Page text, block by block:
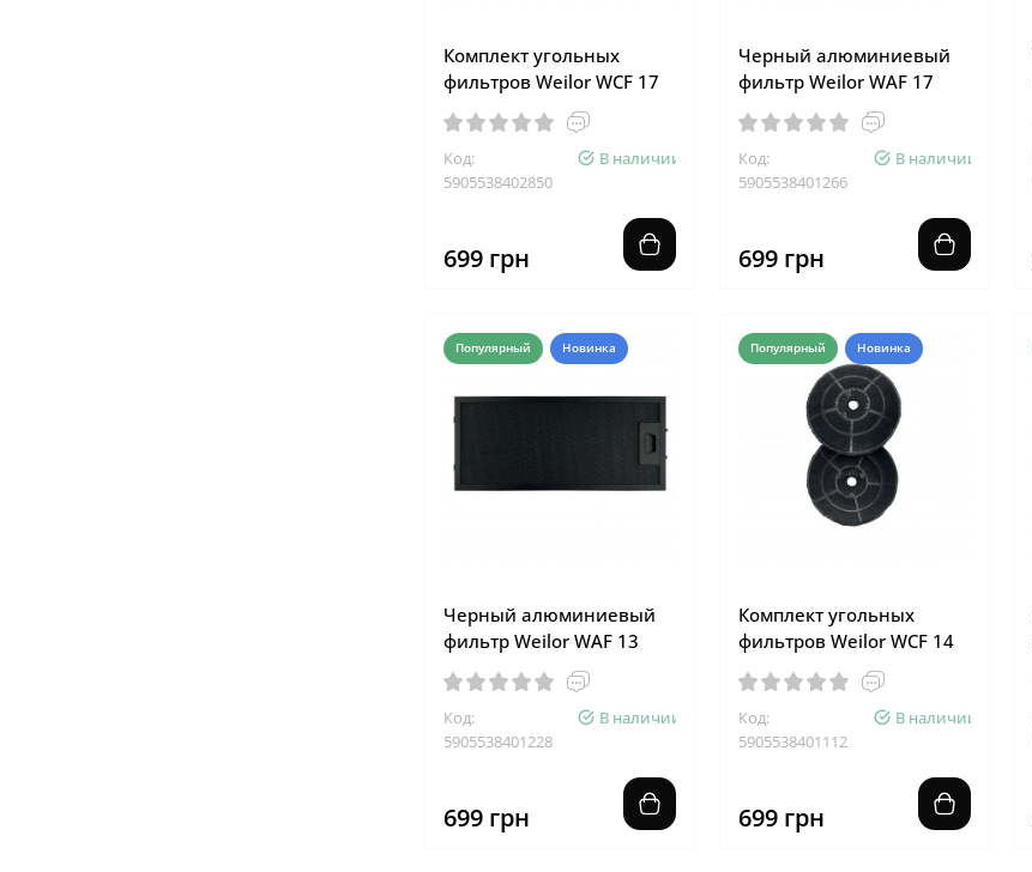
Комплект угольных
фильтров Weilor WCF 17
Код:
5905538402850
В наличии
699 грн
Черный алюминиевый
фильтр Weilor WAF 17
Код:
5905538401266
В наличии
699 грн
Популярный Новинка
Черный алюминиевый
фильтр Weilor WAF 13
Код:
5905538401228
В наличии
699 грн
Популярный Новинка
Комплект угольных
фильтров Weilor WCF 14
Код:
5905538401112
В наличии
699 грн